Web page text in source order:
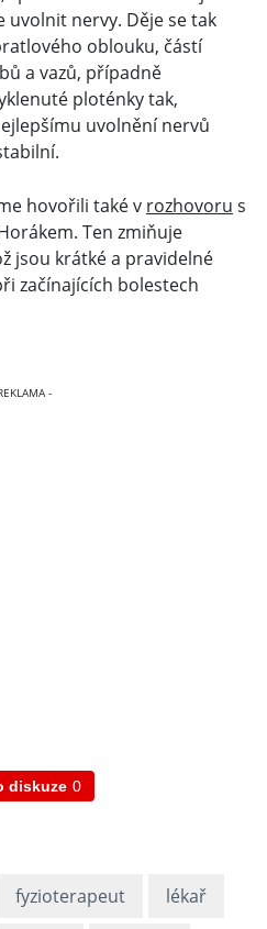
uvolnit nervy. Děje se tak
oblouku, částí
a vazů, případně
ploténky tak,
uvolnění nervů
hovořili také v rozhovoru s
Ten zmiňuje
jsou krátké a pravidelné
začínajících bolestech
diskuze 0
fyzioterapeut lékař